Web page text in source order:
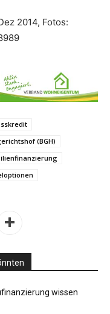
2014, Fotos:
(BGH)
wissen